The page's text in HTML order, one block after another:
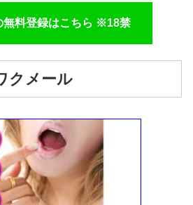
無料登録はこちら ※18禁
クメール